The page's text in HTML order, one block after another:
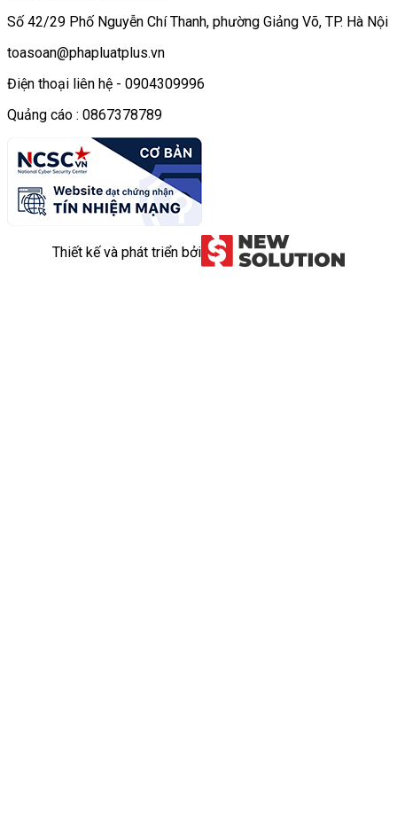
Số 42/29 Phố Nguyễn Chí Thanh, phường Giảng Võ, TP. Hà Nội
toasoan@phapluatplus.vn
Điện thoại liên hệ - 0904309996
Quảng cáo : 0867378789
Thiết kế và phát triển bởi